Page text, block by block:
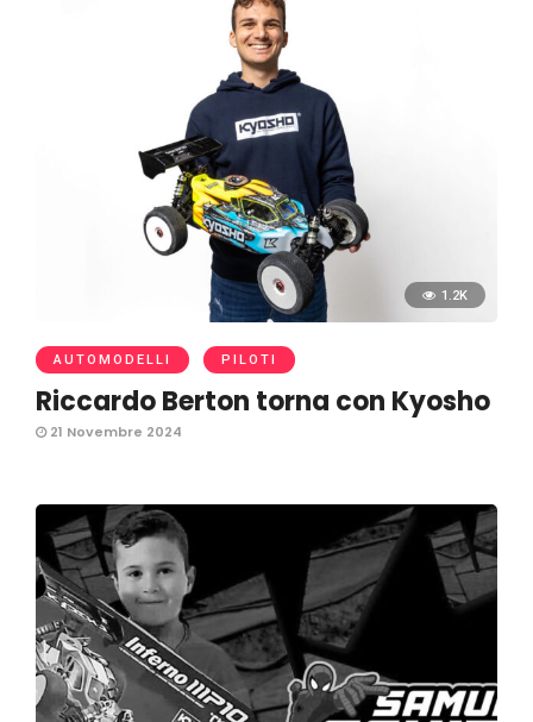
1.2K
AUTOMODELLI PILOTI
Riccardo Berton torna con Kyosho
21 Novembre 2024